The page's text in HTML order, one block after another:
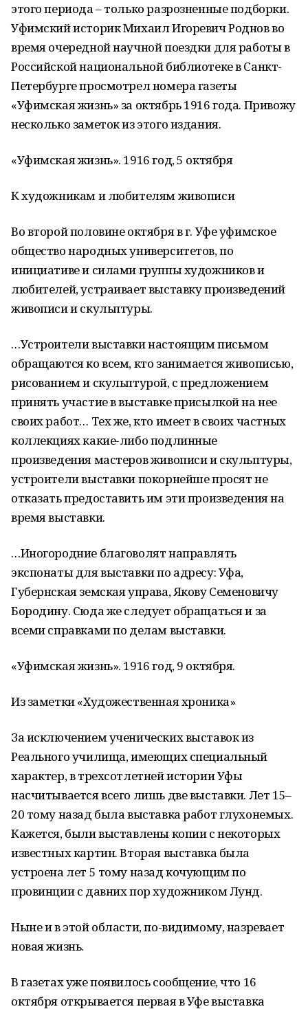
этого периода – только разрозненные подборки.
Уфимский историк Михаил Игоревич Роднов во
время очередной научной поездки для работы в
Российской национальной библиотеке в Санкт-
Петербурге просмотрел номера газеты
«Уфимская жизнь» за октябрь 1916 года. Привожу
несколько заметок из этого издания.
«Уфимская жизнь». 1916 год, 5 октября
К художникам и любителям живописи
Во второй половине октября в г. Уфе уфимское
общество народных университетов, по
инициативе и силами группы художников и
любителей, устраивает выставку произведений
живописи и скульптуры.
…Устроители выставки настоящим письмом
обращаются ко всем, кто занимается живописью,
рисованием и скульптурой, с предложением
принять участие в выставке присылкой на нее
своих работ… Тех же, кто имеет в своих частных
коллекциях какие-либо подлинные
произведения мастеров живописи и скульптуры,
устроители выставки покорнейше просят не
отказать предоставить им эти произведения на
время выставки.
…Иногородние благоволят направлять
экспонаты для выставки по адресу: Уфа,
Губернская земская управа, Якову Семеновичу
Бородину. Сюда же следует обращаться и за
всеми справками по делам выставки.
«Уфимская жизнь». 1916 год, 9 октября.
Из заметки «Художественная хроника»
За исключением ученических выставок из
Реального училища, имеющих специальный
характер, в трехсотлетней истории Уфы
насчитывается всего лишь две выставки. Лет 15–
20 тому назад была выставка работ глухонемых.
Кажется, были выставлены копии с некоторых
известных картин. Вторая выставка была
устроена лет 5 тому назад кочующим по
провинции с давних пор художником Лунд.
Ныне и в этой области, по-видимому, назревает
новая жизнь.
В газетах уже появилось сообщение, что 16
октября открывается первая в Уфе выставка